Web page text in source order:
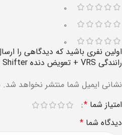
۰
۰
۰
رانندگی VRS + تعویض دنده Shifter + بازی NFS Unbound (کارکرده)”
نشانی ایمیل شما منتشر نخواهد شد.
امتیاز شما *
دیدگاه شما *